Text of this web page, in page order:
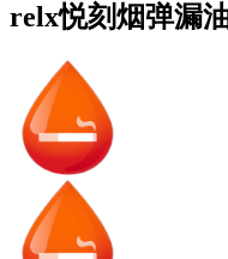
relx悦刻烟弹漏